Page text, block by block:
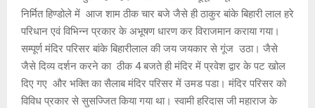
निर्मित हिण्डोले में आज शाम ठीक चार बजे जैसे ही ठाकुर बांके बिहारी लाल हरे
परिधान एवं विभिन्न प्रकार के अभूषण धारण कर विराजमान कराया गया।
सम्पूर्ण मंदिर परिसर बांके बिहारीलाल की जय जयकार से गूंज उठा। जैसे
जैसे दिव्य दर्शन करने का ठीक 4 बजते ही मंदिर में प्रवेश द्वार के पट खोल
दिए गए और भक्ति का सैलाब मंदिर परिसर में उमड पडा। मंदिर परिसर को
विविध प्रकार से सुसज्जित किया गया था। स्वामी हरिदास जी महाराज के